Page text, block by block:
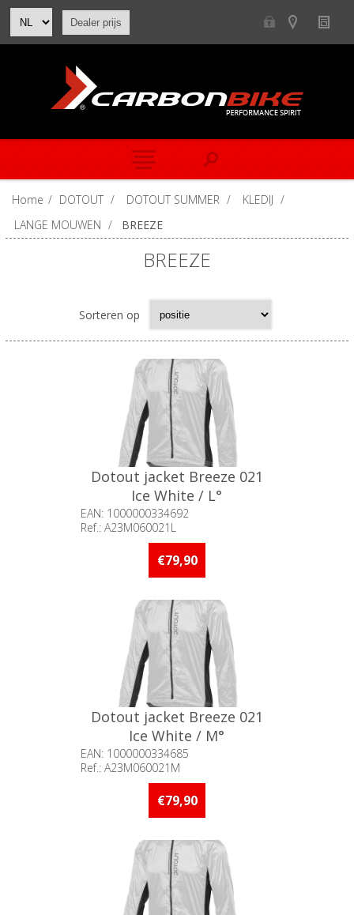
Dealer prijs
Home / DOTOUT / DOTOUT SUMMER / KLEDIJ /
LANGE MOUWEN / BREEZE
BREEZE
Sorteren op
Dotout jacket Breeze 021
Ice White / L°
EAN: 1000000334692
Ref.: A23M060021L
Beschikbaarheid:: Niet voorradig
€79,90
Dotout jacket Breeze 021
Ice White / M°
EAN: 1000000334685
Ref.: A23M060021M
Beschikbaarheid:: Niet voorradig
€79,90